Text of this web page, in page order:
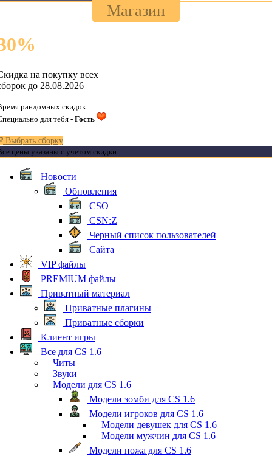
Магазин
%
на покупку всех
до 28.08.2026
рандомных скидок.
для тебя - Гость
Выбрать сборку
цены указаны с учетом скидки
Новости
Обновления
CSO
CSN:Z
Черный список пользователей
Сайта
VIP файлы
PREMIUM файлы
Приватный материал
Приватные плагины
Приватные сборки
Клиент игры
Все для CS 1.6
Читы
Звуки
Модели для CS 1.6
Модели зомби для CS 1.6
Модели игроков для CS 1.6
Модели девушек для CS 1.6
Модели мужчин для CS 1.6
Модели ножа для CS 1.6